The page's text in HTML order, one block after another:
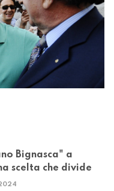
Bignasca" a
scelta che divide